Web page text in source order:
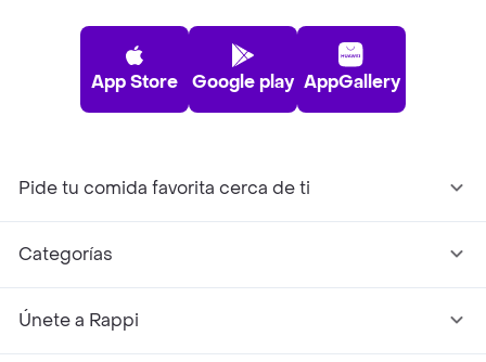
App Store Google play AppGallery
Pide tu comida favorita cerca de ti
Categorías
Únete a Rappi